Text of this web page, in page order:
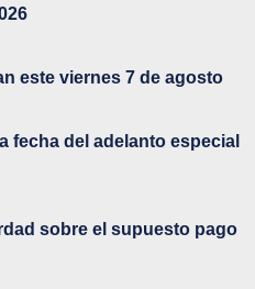
este viernes 7 de agosto
fecha del adelanto especial
sobre el supuesto pago